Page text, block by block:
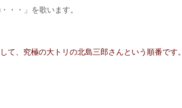
・・」を歌います。
て、究極の大トリの北島三郎さんという順番です。